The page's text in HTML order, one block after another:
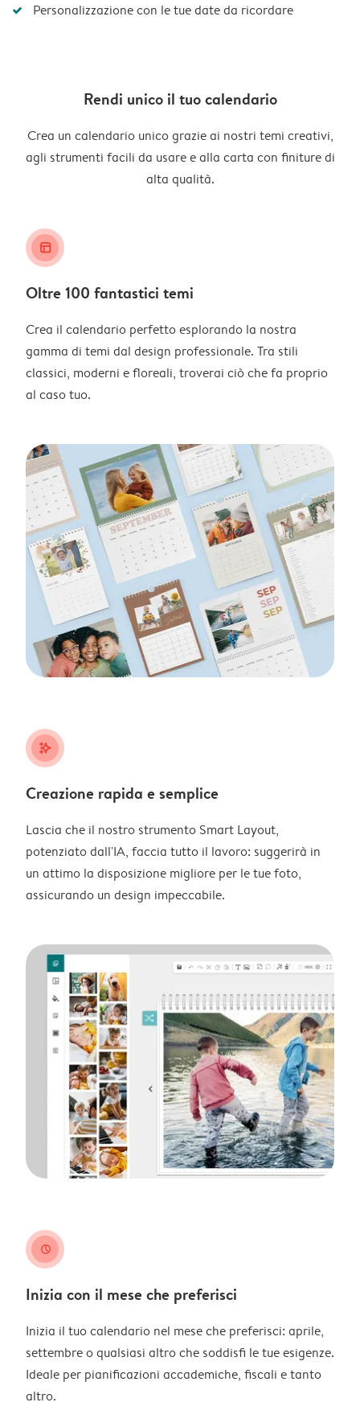
Personalizzazione con le tue date da ricordare
Rendi unico il tuo calendario
Crea un calendario unico grazie ai nostri temi creativi,
agli strumenti facili da usare e alla carta con finiture di
alta qualità.
layout_alt
Oltre 100 fantastici temi
Crea il calendario perfetto esplorando la nostra
gamma di temi dal design professionale. Tra stili
classici, moderni e floreali, troverai ciò che fa proprio
al caso tuo.
stars_plus
Creazione rapida e semplice
Lascia che il nostro strumento Smart Layout,
potenziato dall'IA, faccia tutto il lavoro: suggerirà in
un attimo la disposizione migliore per le tue foto,
assicurando un design impeccabile.
clock
Inizia con il mese che preferisci
Inizia il tuo calendario nel mese che preferisci: aprile,
settembre o qualsiasi altro che soddisfi le tue esigenze.
Ideale per pianificazioni accademiche, fiscali e tanto
altro.